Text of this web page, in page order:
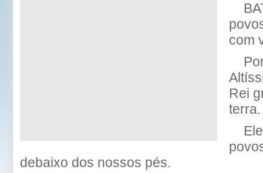
com
Rei
terra.
debaixo dos nossos pés.